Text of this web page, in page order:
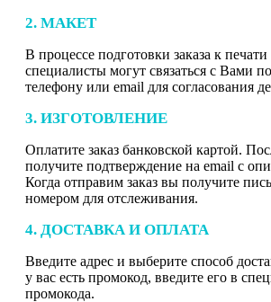
2. МАКЕТ
В процессе подготовки заказа к
специалисты могут связаться с Вами
телефону или email для согласования
3. ИЗГОТОВЛЕНИЕ
Оплатите заказ банковской картой.
получите подтверждение на email с
Когда отправим заказ вы получите
номером для отслеживания.
4. ДОСТАВКА И ОПЛАТА
Введите адрес и выберите способ
у вас есть промокод, введите его в
промокода.